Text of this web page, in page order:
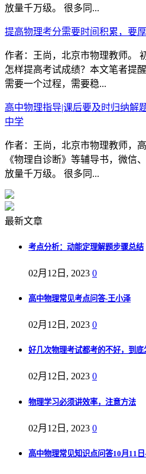
放量千万级。 很多同...
提高物理考分需要时间积累，要
作者：王尚，北京市物理教师。
怎样提高考试成绩？本文笔者提
需要一个过程，需要稳...
高中物理指导|课后要及时归纳解
中学
作者：王尚，北京市物理教师，
《物理自诊断》等辅导书，微信
放量千万级。 很多同...
最新文章
考点分析：动能定理解题步骤总结
02月12日, 2023 0
高中物理常见考点问答-王小泽
02月12日, 2023 0
好几次物理考试都考的不好，到底
02月12日, 2023 0
物理学习必须讲效率，注意方法
02月12日, 2023 0
高中物理常见知识点问答10月11